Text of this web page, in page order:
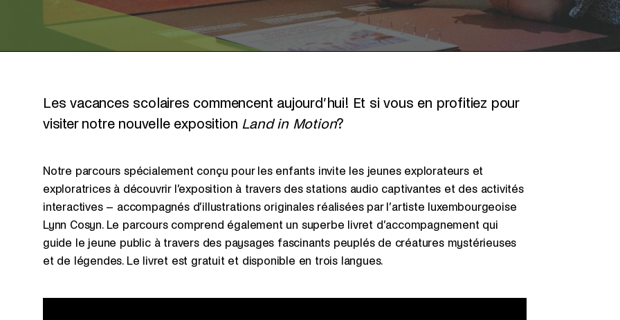
Les vacances scolaires commencent aujourd’hui! Et si vous en profitiez pour
visiter notre nouvelle exposition Land in Motion?
Notre parcours spécialement conçu pour les enfants invite les jeunes explorateurs et
exploratrices à découvrir l’exposition à travers des stations audio captivantes et des activités
interactives – accompagnés d’illustrations originales réalisées par l’artiste luxembourgeoise
Lynn Cosyn. Le parcours comprend également un superbe livret d’accompagnement qui
guide le jeune public à travers des paysages fascinants peuplés de créatures mystérieuses
et de légendes. Le livret est gratuit et disponible en trois langues.